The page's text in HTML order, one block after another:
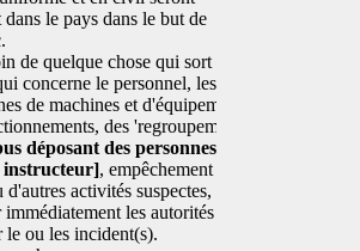
le pays dans le but de
de quelque chose qui sort de
concerne le personnel, les
de machines et d'équipement
des 'regroupements'
déposant des personnes
instructeur], empêchement de
d'autres activités suspectes,
les autorités
le ou les incident(s).